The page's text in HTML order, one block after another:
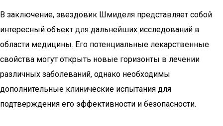
В заключение, звездовик Шмиделя представляет собой
интересный объект для дальнейших исследований в
области медицины. Его потенциальные лекарственные
свойства могут открыть новые горизонты в лечении
различных заболеваний, однако необходимы
дополнительные клинические испытания для
подтверждения его эффективности и безопасности.